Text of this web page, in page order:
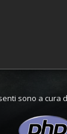
sono a